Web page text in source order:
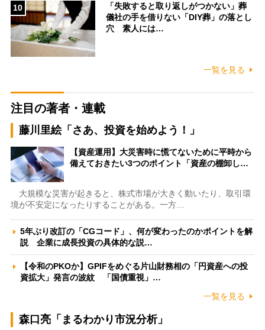
10
「失敗すると取り返しがつかない」葬
儀社の手を借りない「DIY葬」の落とし
穴 素人には…
一覧を見る
注目の著者・連載
藤川里絵「さあ、投資を始めよう！」
【資産運用】大災害時に慌てないために平時から
備えておきたい3つのポイント「資産の棚卸し…
大規模な災害が起きると、株式市場が大きく動いたり、取引環
境が不安定になったりすることがある。一方…
5年ぶり改訂の「CGコード」、何が変わったのかポイントを解
説 企業に成長投資の具体的な説…
【令和のPKOか】GPIFをめぐる片山財務相の「円資産への投
資拡大」発言の波紋 「国債重視」…
一覧を見る
森口亮「まるわかり市況分析」